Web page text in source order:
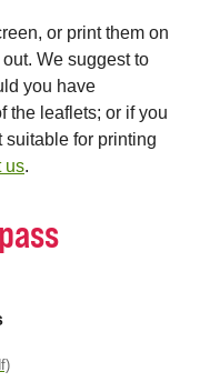
or print them on
We suggest to
you have
the leaflets; or if you
suitable for printing
us.